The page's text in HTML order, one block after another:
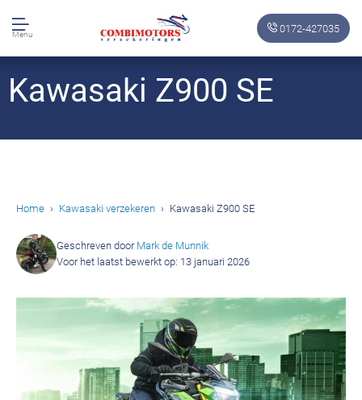
Menu 0172-427035
Kawasaki Z900 SE
Home Kawasaki verzekeren Kawasaki Z900 SE
Geschreven door Mark de Munnik
Voor het laatst bewerkt op: 13 januari 2026